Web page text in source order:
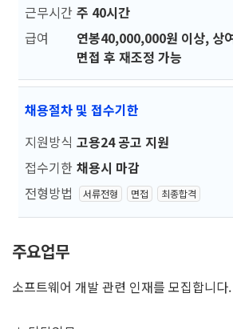
근무시간 주 40시간
급여
연봉40,000,000원 이상, 상
면접 후 재조정 가능
채용절차 및 접수기한
지원방식 고용24 공고 지원
접수기한 채용시 마감
전형방법
서류전형 면접 최종합격
주요업무
소프트웨어 개발 관련 인재를 모집합니다.